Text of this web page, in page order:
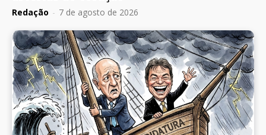
Redação - 7 de agosto de 2026